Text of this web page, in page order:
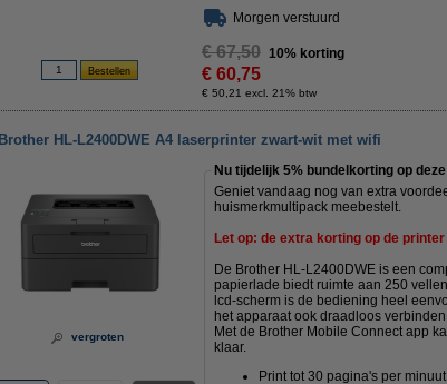
Morgen verstuurd
€ 67,50 10% korting
€ 60,75
€ 50,21 excl. 21% btw
Brother HL-L2400DWE A4 laserprinter zwart-wit met wifi
vergroten
Nu tijdelijk 5% bundelkorting op
Geniet vandaag nog van extra
huismerkmultipack meebestelt.
Let op: de extra korting op de
De Brother HL-L2400DWE is een
papierlade biedt ruimte aan 250
lcd-scherm is de bediening heel
het apparaat ook draadloos
Met de Brother Mobile Connect app
klaar.
Print tot 30 pagina's per minuut